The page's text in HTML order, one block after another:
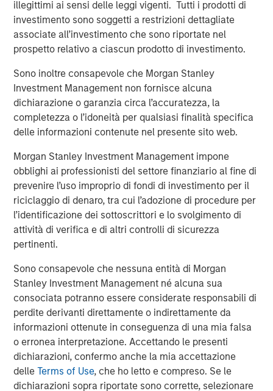
illegittimi ai sensi delle leggi vigenti. Tutti i prodotti di
investimento sono soggetti a restrizioni dettagliate
associate all’investimento che sono riportate nel
prospetto relativo a ciascun prodotto di investimento.
Sono inoltre consapevole che Morgan Stanley
Investment Management non fornisce alcuna
dichiarazione o garanzia circa l’accuratezza, la
completezza o l’idoneità per qualsiasi finalità specifica
delle informazioni contenute nel presente sito web.
Morgan Stanley Investment Management impone
obblighi ai professionisti del settore finanziario al fine di
prevenire l’uso improprio di fondi di investimento per il
riciclaggio di denaro, tra cui l’adozione di procedure per
l’identificazione dei sottoscrittori e lo svolgimento di
attività di verifica e di altri controlli di sicurezza
pertinenti.
Sono consapevole che nessuna entità di Morgan
Stanley Investment Management né alcuna sua
consociata potranno essere considerate responsabili di
perdite derivanti direttamente o indirettamente da
informazioni ottenute in conseguenza di una mia falsa
o erronea interpretazione. Accettando le presenti
dichiarazioni, confermo anche la mia accettazione
delleTerms of Use, che ho letto e compreso. Se le
dichiarazioni sopra riportate sono corrette, selezionare
People’s Republic of China, Hong Kong and Macau.
It is envisaged that following completion of the MTO, a
capital increase of up to €10,000,000 will be
implemented by the shareholders of Nissos in order to
fund the future expansion of the Korres group.
About Profex
Profex is a pioneering specialty company in China with a
leadership position in dermatology and skincare. Profex
has 3 complementary businesses: Pharmaceuticals,
Consumer Health and Medical Aesthetics, and employs
over 500 dedicated team members. Profex was founded
in 2001 with a mission to help make the world healthier
and happier. It licenses, acquires and markets
dermatological and skincare products for the China
market. Over the years, Profex has built strong consumer
healthcare brands in China. Profex is excited about the
prospect of working with the outstanding Greek company
KORRES -- and offering Chinese consumers the
opportunity to experience and embrace a uniquely
natural and effective cosmetic brand like KORRES. To
learn more about Profex, please visit the website:
www.profex.com.
About Morgan Stanley Private Equity Asia